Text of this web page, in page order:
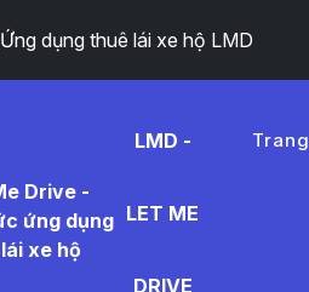
Ứng dụng thuê lái xe hộ LMD
LMD -
LET ME
DRIVE